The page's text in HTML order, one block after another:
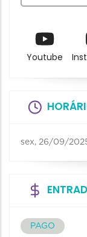
Youtube
sex, 26/09/
PAGO